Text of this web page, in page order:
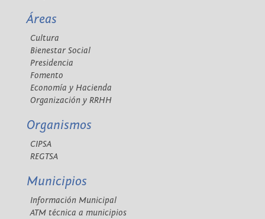
Áreas
Cultura
Bienestar Social
Presidencia
Fomento
Economía y Hacienda
Organización y RRHH
Organismos
CIPSA
REGTSA
Municipios
Información Municipal
ATM técnica a municipios